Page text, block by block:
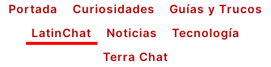
Portada Curiosidades
Guías y Trucos
LatinChat
Noticias
Tecnología
Terra Chat